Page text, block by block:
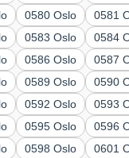
0580 Oslo
0581
0583 Oslo
0584
0586 Oslo
0587
0589 Oslo
0590
0592 Oslo
0593
0595 Oslo
0596
0598 Oslo
0601